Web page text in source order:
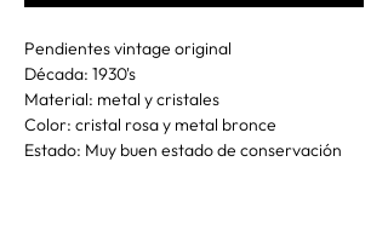
Pendientes vintage original
Década: 1930's
Material: metal y cristales
Color: cristal rosa y metal bronce
Estado: Muy buen estado de conservación